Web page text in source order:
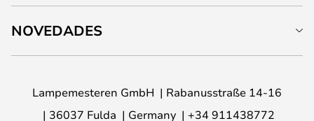
NOVEDADES
Lampemesteren GmbH
Rabanusstraße 14-16
36037 Fulda
Germany +34 911438772